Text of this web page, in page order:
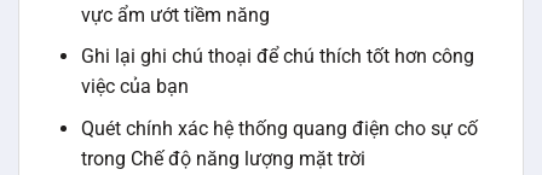
vực ẩm ướt tiềm năng
Ghi lại ghi chú thoại để chú thích tốt hơn công
việc của bạn
Quét chính xác hệ thống quang điện cho sự cố
trong Chế độ năng lượng mặt trời